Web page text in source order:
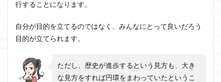
行することになります。
自分が目的を立てるのではなく、みんなにとって良いだろう
目的が立てられます。
ただし、歴史が進歩するという見方も、大き
な見方をすれば円環をまわっていたというこ